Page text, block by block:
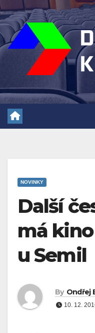
Skip
to
content
NOVINKY
Další
má
u Semil
By Ondřej
10. 12.